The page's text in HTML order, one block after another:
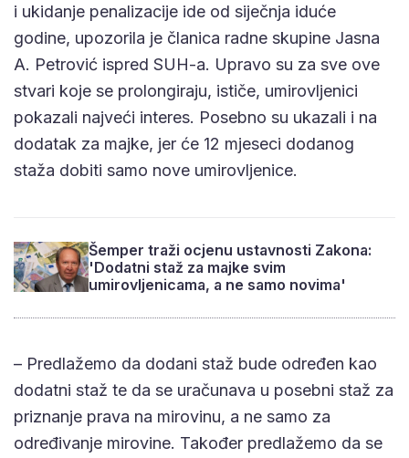
i ukidanje penalizacije ide od siječnja iduće
godine, upozorila je članica radne skupine Jasna
A. Petrović ispred SUH-a. Upravo su za sve ove
stvari koje se prolongiraju, ističe, umirovljenici
pokazali najveći interes. Posebno su ukazali i na
dodatak za majke, jer će 12 mjeseci dodanog
staža dobiti samo nove umirovljenice.
Šemper traži ocjenu ustavnosti Zakona:
'Dodatni staž za majke svim
umirovljenicama, a ne samo novima'
– Predlažemo da dodani staž bude određen kao
dodatni staž te da se uračunava u posebni staž za
priznanje prava na mirovinu, a ne samo za
određivanje mirovine. Također predlažemo da se